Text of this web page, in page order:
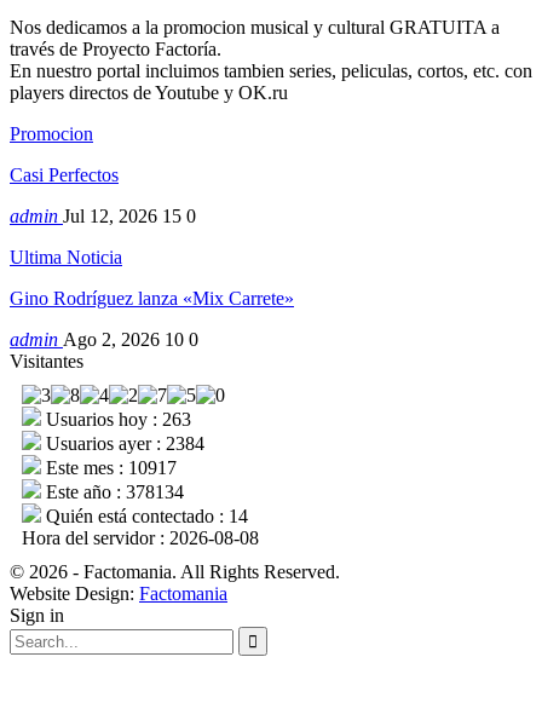
Nos dedicamos a la promocion musical y cultural GRATUITA a
través de Proyecto Factoría.
En nuestro portal incluimos tambien series, peliculas, cortos, etc. con
players directos de Youtube y OK.ru
Promocion
Casi Perfectos
admin Jul 12, 2026 15 0
Ultima Noticia
Gino Rodríguez lanza «Mix Carrete»
admin Ago 2, 2026 10 0
Visitantes
Usuarios hoy : 263
Usuarios ayer : 2384
Este mes : 10917
Este año : 378134
Quién está contectado : 14
Hora del servidor : 2026-08-08
© 2026 - Factomania. All Rights Reserved.
Website Design: Factomania
Sign in